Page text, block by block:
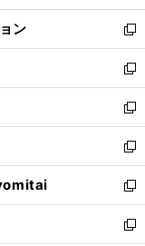
開
く
ウ
で
開
く
ン
ド
ウ
で
開
く
ウ
ィ
ン
ド
ウ
で
開
く
ン
新
し
い
ウ
ィ
ン
ド
ウ
で
開
く
新
し
い
ウ
ィ
ン
ド
ウ
で
新
し
い
ウ
ィ
ン
ド
新
し
い
ウ
ィ
新
し
い
新